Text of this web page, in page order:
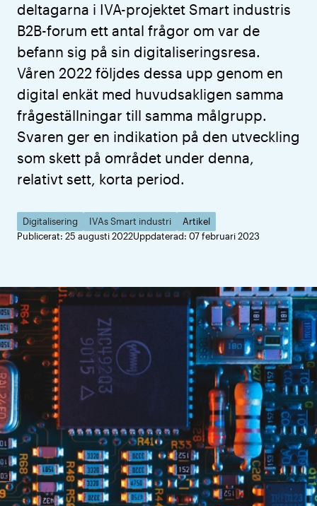
deltagarna i IVA-projektet Smart industris
B2B-forum ett antal frågor om var de
befann sig på sin digitaliseringsresa.
Våren 2022 följdes dessa upp genom en
digital enkät med huvudsakligen samma
frågeställningar till samma målgrupp.
Svaren ger en indikation på den utveckling
som skett på området under denna,
relativt sett, korta period.
Digitalisering IVAs Smart industri
Artikel
Publicerat: 25 augusti 2022Uppdaterad: 07 februari 2023
Antalet svarande på varje fråga är ca 300 totalt,
fördelat på hela perioden 2017-19. Enkäten från
2022 besvarades av 53 personer, flertalet